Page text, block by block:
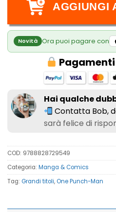
AGGIUNGI
Novità Ora puoi pagare con
Pagamenti
Hai qualche
Contatta Bob,
sarà felice di
COD: 9788828729549
Categoria: Manga & Comics
Tag: Grandi titoli, One Punch-Man